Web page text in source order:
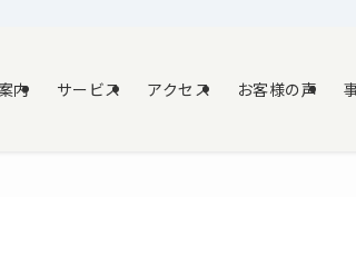
内 サービス アクセス お客様の声